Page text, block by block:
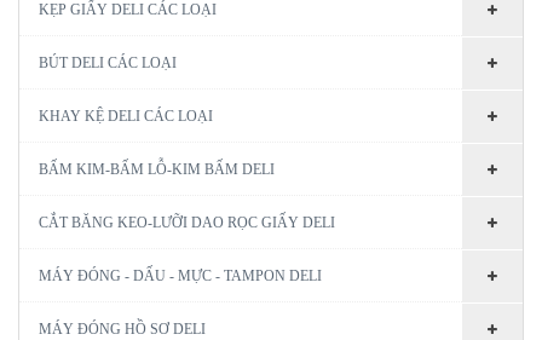
KẸP GIẤY DELI CÁC LOẠI
BÚT DELI CÁC LOẠI
KHAY KỆ DELI CÁC LOẠI
BẤM KIM-BẤM LỖ-KIM BẤM DELI
CẮT BĂNG KEO-LƯỠI DAO RỌC GIẤY DELI
MÁY ĐÓNG - DẤU - MỰC - TAMPON DELI
MÁY ĐÓNG HỒ SƠ DELI